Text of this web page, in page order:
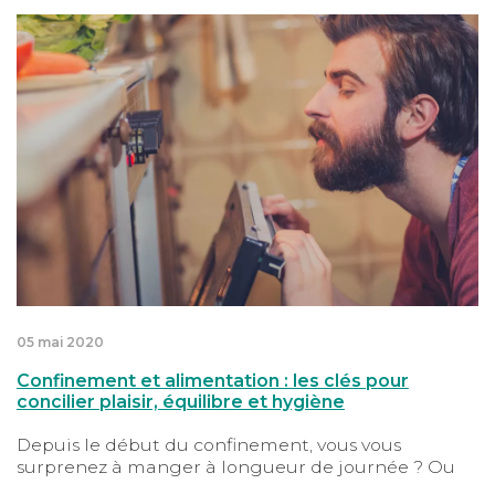
face au Coronavirus tout comme aux personnes
dans le besoin. Il n’y a pas de petites actions,
l’entraide compte, quelle qu’elle soit !
Confinement et alimentation : les clés pour
05 mai 2020
Confinement et alimentation : les clés pour
concilier plaisir, équilibre et hygiène
Depuis le début du confinement, vous vous
surprenez à manger à longueur de journée ? Ou